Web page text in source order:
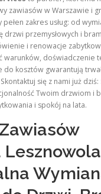
zawiasów w Warszawie i
zakres usług: od
drzwi przemysłowych i
i renowacje
warunków, doświadczenie
kosztów gwarantują
się z nami już dziś:
Twoim drzwiom i
i spokój na lata.